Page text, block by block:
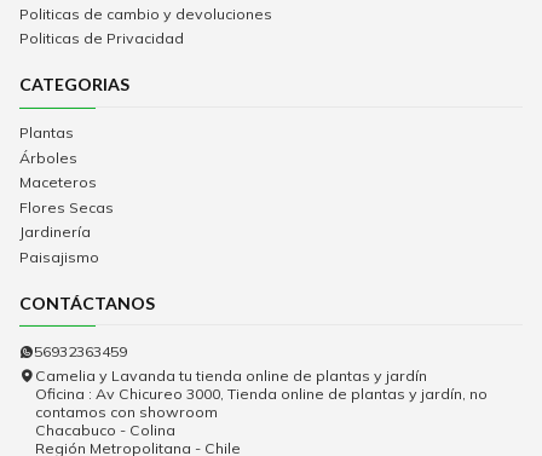
Politicas de cambio y devoluciones
Politicas de Privacidad
CATEGORIAS
Plantas
Árboles
Maceteros
Flores Secas
Jardinería
Paisajismo
CONTÁCTANOS
56932363459
Camelia y Lavanda tu tienda online de plantas y jardín
Oficina : Av Chicureo 3000, Tienda online de plantas y jardín, no
contamos con showroom
Chacabuco - Colina
Región Metropolitana - Chile